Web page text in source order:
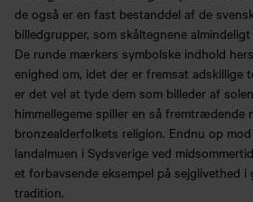
de også er en fast bestanddel af de
billedgrupper, som skåltegnene
De runde mærkers symbolske indhold
enighed om, idet der er fremsat adskillige
er det vel at tyde dem som billeder af
himmellegeme spiller en så fremtrædende
bronzealderfolkets religion. Endnu op
landalmuen i Sydsverige ved
et forbavsende eksempel på sejglivethed i
tradition.